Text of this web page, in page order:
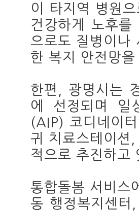
이 타지역 병원
건강하게 노후
으로도 질병이나
한 복지 안전망
한편, 광명시는
에 선정되며 일
(AIP) 코디네이
귀 치료스테이션
적으로 추진하고
통합돌봄 서비스
동 행정복지센